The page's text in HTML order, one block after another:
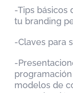
-Tips básicos
tu branding
-Claves para
-
modelos de